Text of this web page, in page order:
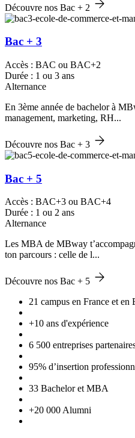
Découvre nos Bac + 2
Bac + 3
Accès : BAC ou BAC+2
Durée : 1 ou 3 ans
Alternance
En 3ème année de bachelor à
management, marketing, RH...
Découvre nos Bac + 3
Bac + 5
Accès : BAC+3 ou BAC+4
Durée : 1 ou 2 ans
Alternance
Les MBA de MBway
ton parcours : celle de l...
Découvre nos Bac + 5
21 campus en France et en
+10 ans d'expérience
6 500 entreprises
95% d’insertion
33 Bachelor et MBA
+20 000 Alumni